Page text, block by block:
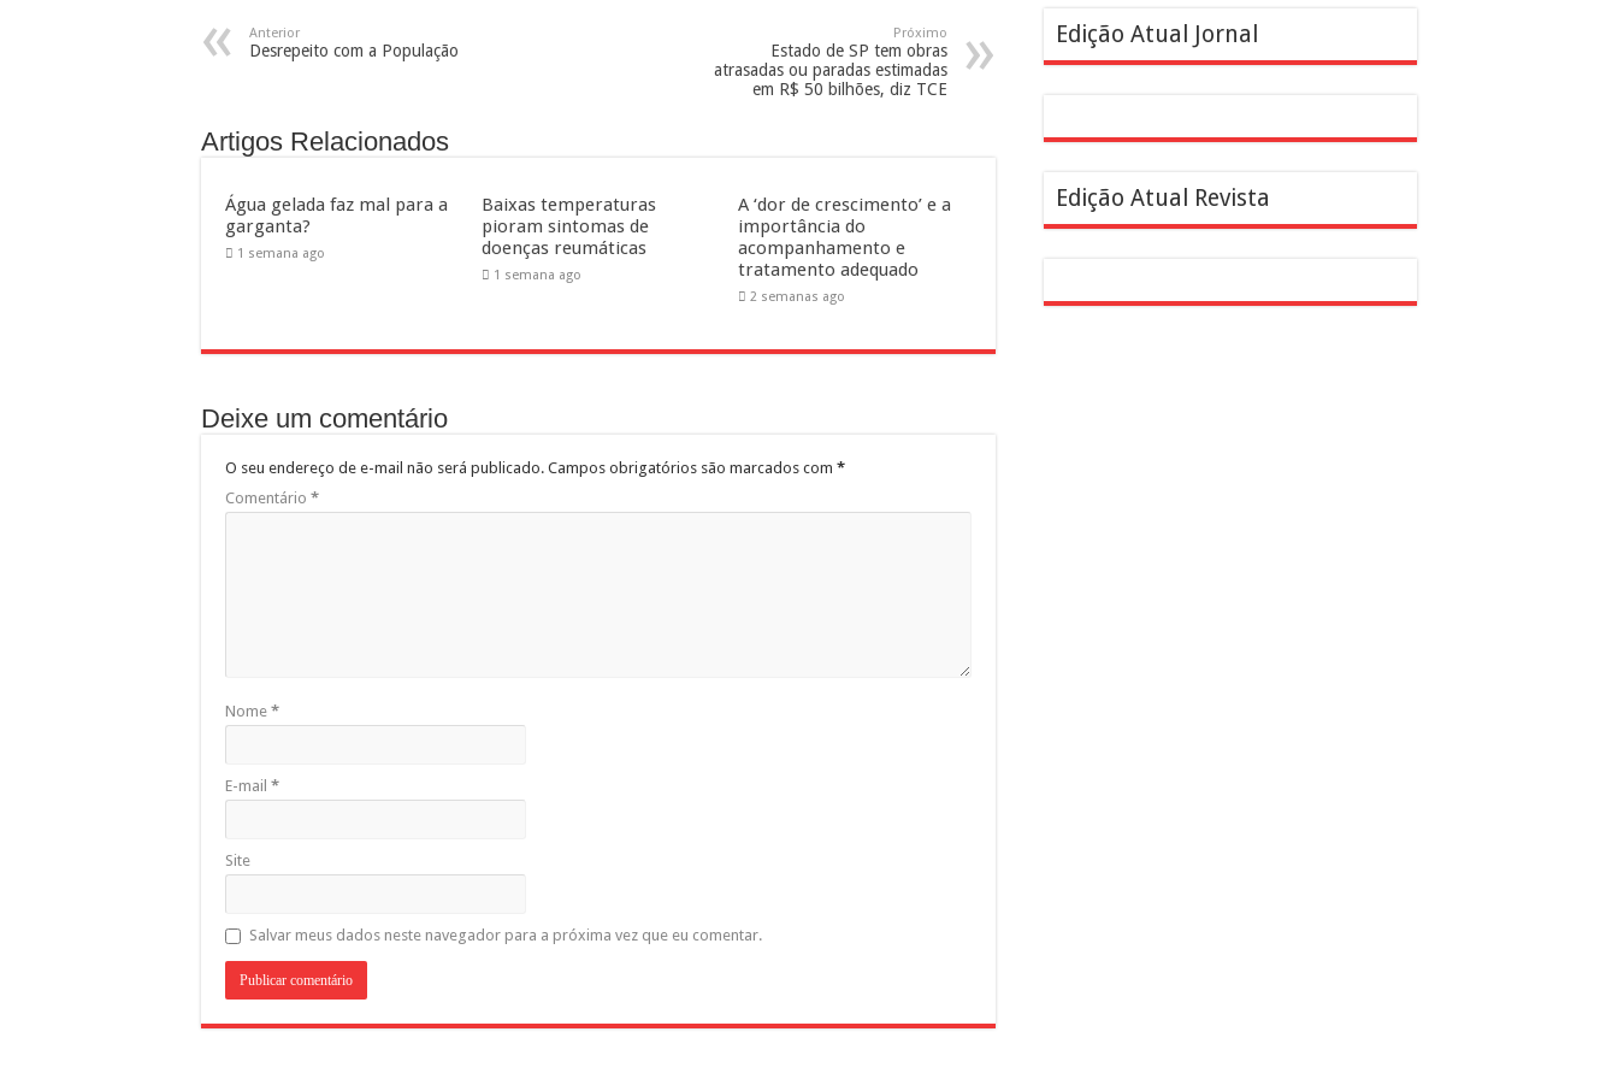
Anterior
Desrepeito com a População
Próximo
Estado de SP tem obras
atrasadas ou paradas estimadas
em R$ 50 bilhões, diz TCE
Artigos Relacionados
Água gelada faz mal para a
garganta?
1 semana ago
Baixas temperaturas
pioram sintomas de
doenças reumáticas
1 semana ago
A ‘dor de crescimento’ e a
importância do
acompanhamento e
tratamento adequado
2 semanas ago
Deixe um comentário
O seu endereço de e-mail não será publicado. Campos obrigatórios são marcados com *
Comentário *
Nome *
E-mail *
Site
Salvar meus dados neste navegador para a próxima vez que eu comentar.
Edição Atual Jornal
Edição Atual Revista